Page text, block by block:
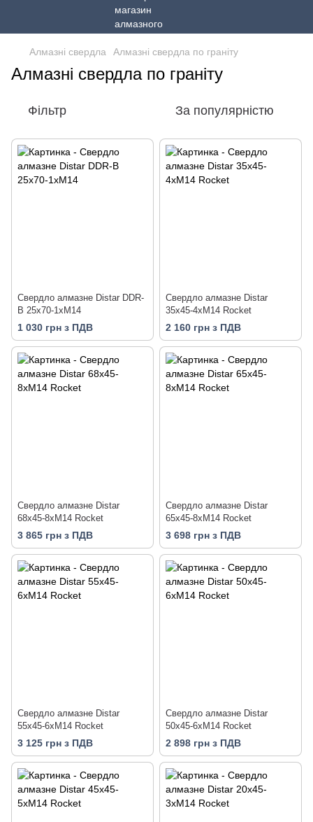
Алмазні свердла Алмазні свердла по граніту
Алмазні свердла по граніту
Фільтр За популярністю
Свердло алмазне Distar DDR-
B 25x70-1хM14
1 030 грн з ПДВ
Свердло алмазне Distar
35x45-4xM14 Rocket
2 160 грн з ПДВ
Свердло алмазне Distar
68x45-8xM14 Rocket
3 865 грн з ПДВ
Свердло алмазне Distar
65x45-8xM14 Rocket
3 698 грн з ПДВ
Свердло алмазне Distar
55x45-6xM14 Rocket
3 125 грн з ПДВ
Свердло алмазне Distar
50x45-6xM14 Rocket
2 898 грн з ПДВ